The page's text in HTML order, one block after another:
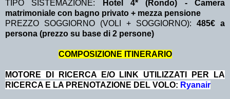
TIPO SISTEMAZIONE:
Hotel 4* (Rondo) - Camera
matrimoniale con bagno privato + mezza pensione
PREZZO SOGGIORNO (VOLI + SOGGIORNO): 485€ a
persona (prezzo su base di 2 persone)
COMPOSIZIONE ITINERARIO
MOTORE DI RICERCA E/O LINK UTILIZZATI PER LA
RICERCA E LA PRENOTAZIONE DEL VOLO: Ryanair